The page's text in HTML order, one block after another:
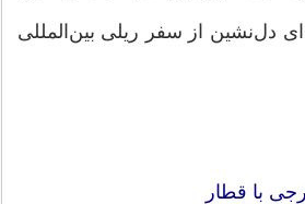
دل‌نشین از سفر ریلی بین‌المللی
با قطار